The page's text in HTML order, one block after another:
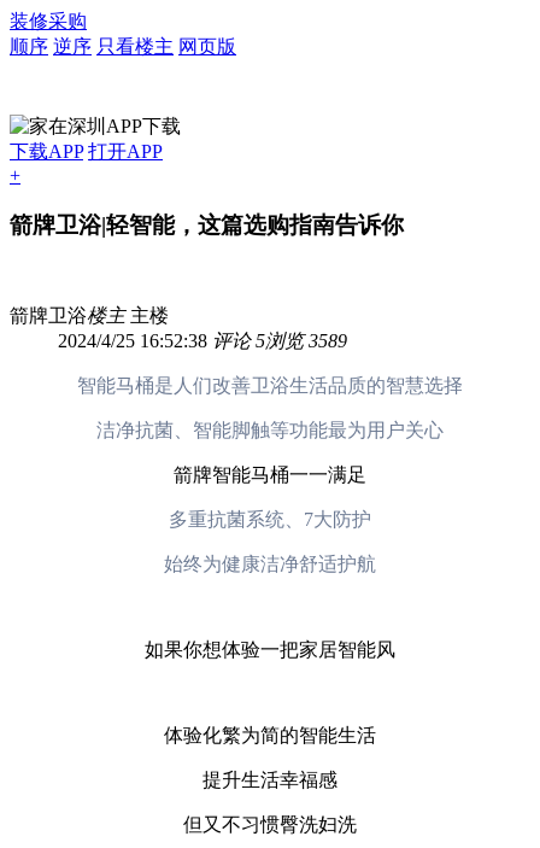
装修采购
顺序 逆序 只看楼主 网页版
下载APP 打开APP
+
箭牌卫浴|轻智能，这篇选购指南告诉你
箭牌卫浴楼主 主楼
2024/4/25 16:52:38 评论 5浏览 3589
智能马桶是人们改善卫浴生活品质的智慧选择
洁净抗菌、智能脚触等功能最为用户关心
箭牌智能马桶一一满足
多重抗菌系统、7大防护
始终为健康洁净舒适护航
如果你想体验一把家居智能风
体验化繁为简的智能生活
提升生活幸福感
但又不习惯臀洗妇洗